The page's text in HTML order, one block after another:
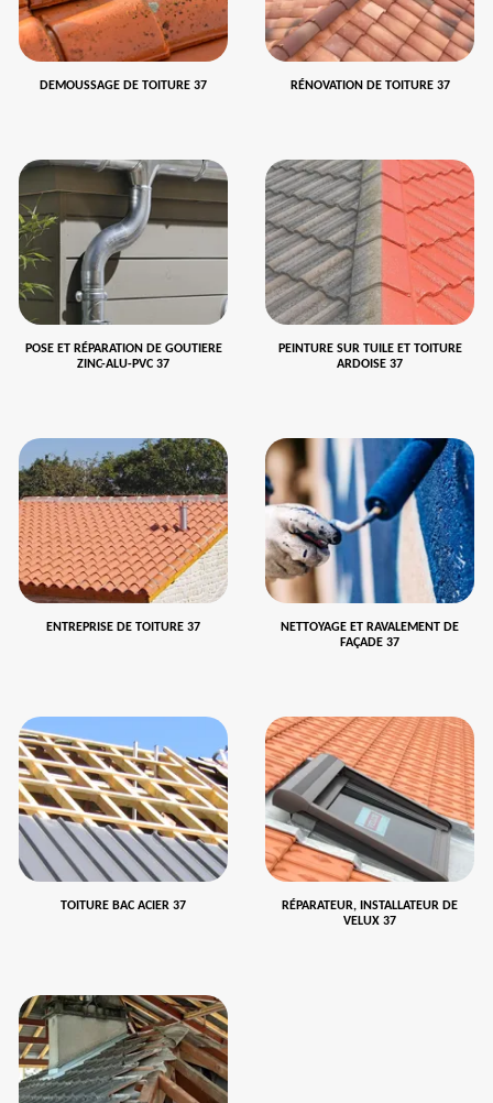
DEMOUSSAGE DE TOITURE 37 RÉNOVATION DE TOITURE 37
POSE ET RÉPARATION DE GOUTIERE
ZINC-ALU-PVC 37
PEINTURE SUR TUILE ET TOITURE
ARDOISE 37
ENTREPRISE DE TOITURE 37
NETTOYAGE ET RAVALEMENT DE
FAÇADE 37
TOITURE BAC ACIER 37
RÉPARATEUR, INSTALLATEUR DE
VELUX 37